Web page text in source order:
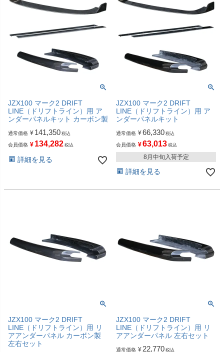
JZX100 マーク2 DRIFT
LINE（ドリフトライン）用 ア
ンダーパネルキット カーボン製
通常価格 ¥ 141,350 税込
会員価格 ¥ 134,282 税込
詳細を見る
JZX100 マーク2 DRIFT
LINE（ドリフトライン）用 ア
ンダーパネルキット
通常価格 ¥66,330 税込
会員価格 ¥63,013 税込
8月中旬入荷予定
詳細を見る
JZX100 マーク2 DRIFT
LINE（ドリフトライン）用 リ
アアンダーパネル カーボン製
左右セット
JZX100 マーク2 DRIFT
LINE（ドリフトライン）用 リ
アアンダーパネル 左右セット
通常価格 ¥ 22,770 税込